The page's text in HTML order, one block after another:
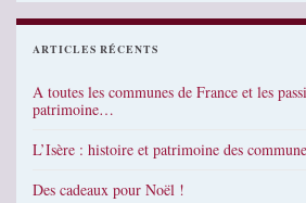
ARTICLES RÉCENTS
A toutes les communes de France et les
patrimoine…
L’Isère : histoire et patrimoine des
Des cadeaux pour Noël !